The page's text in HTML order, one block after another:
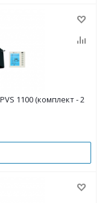
1100 (комплект - 2